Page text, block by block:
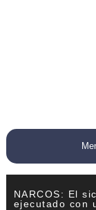
NARCOS: El
ejecutado con